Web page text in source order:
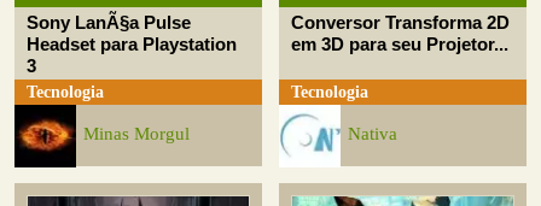
Sony LanÃ§a Pulse
Headset para Playstation
3
Tecnologia
Minas Morgul
Conversor Transforma 2D
em 3D para seu Projetor...
Tecnologia
Nativa